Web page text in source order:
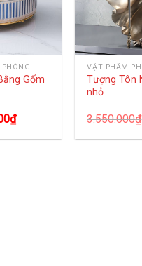
Gốm
₫
VẬT PHẨM
Tượng Tôn
nhỏ
3.550.000₫